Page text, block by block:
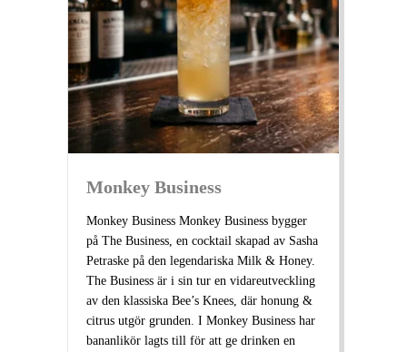
Monkey Business
Monkey Business Monkey Business bygger
på The Business, en cocktail skapad av Sasha
Petraske på den legendariska Milk & Honey.
The Business är i sin tur en vidareutveckling
av den klassiska Bee’s Knees, där honung &
citrus utgör grunden. I Monkey Business har
bananlikör lagts till för att ge drinken en